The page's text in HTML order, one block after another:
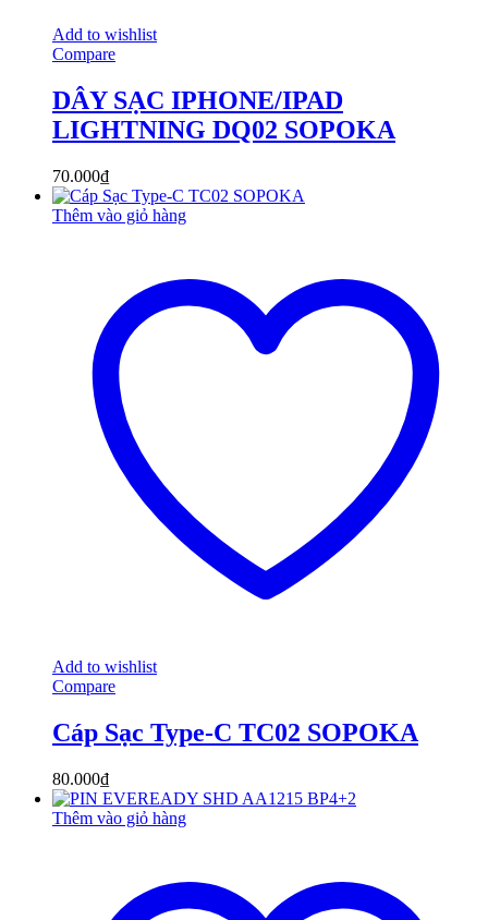
Add to wishlist
Compare
DÂY SẠC IPHONE/IPAD
LIGHTNING DQ02 SOPOKA
70.000₫
Thêm vào giỏ hàng
Add to wishlist
Compare
Cáp Sạc Type-C TC02 SOPOKA
80.000₫
Thêm vào giỏ hàng